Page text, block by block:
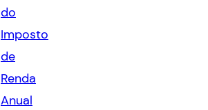
do
Imposto
de
Renda
Anual